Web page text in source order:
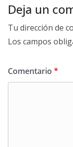
Deja un
Tu dirección de
Los campos
Comentario *